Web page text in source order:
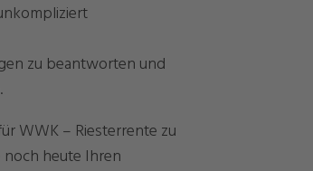
zu beantworten und
WWK – Riesterrente zu
heute Ihren